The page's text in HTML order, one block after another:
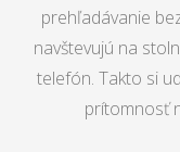
prehľadávanie
navštevujú na
telefón. Takto si
prítomnosť